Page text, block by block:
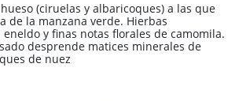
(ciruelas y albaricoques) a las que
de la manzana verde. Hierbas
y finas notas florales de camomila.
desprende matices minerales de
de nuez